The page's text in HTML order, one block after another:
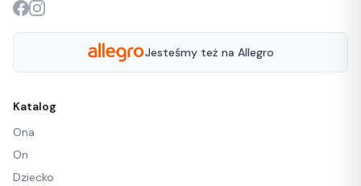
Jesteśmy też na Allegro
Katalog
Ona
On
Dziecko